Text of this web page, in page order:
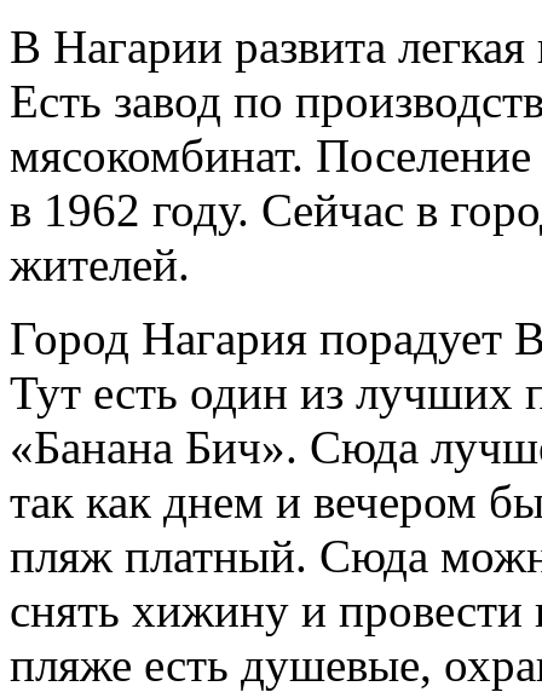
В Нагарии развита
Есть завод по
мясокомбинат. Поселение
в 1962 году. Сейчас в
жителей.
Город Нагария порадует
Тут есть один из лучших
«Банана Бич». Сюда
так как днем и вечером
пляж платный. Сюда
снять хижину и
пляже есть душевые,